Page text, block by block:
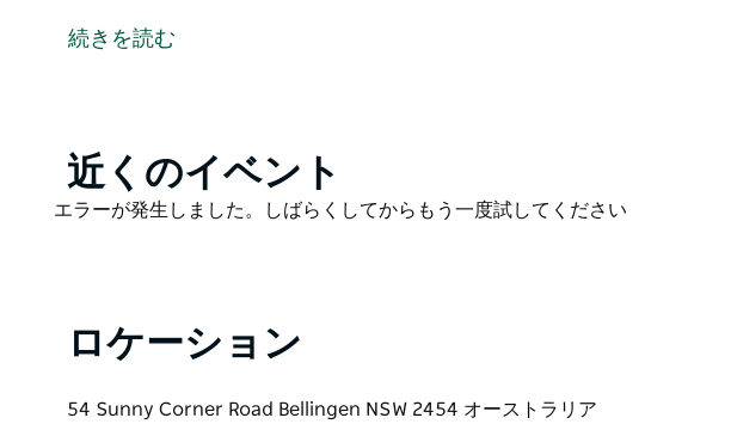
快適さと自然の美しさに浸れるよう設計された 3 つの現代的な半独立型ゲス
丘の斜面にあるプラットフォームでは、蒸し暑い杉材のサウナと爽やかな杉
し、芝生の向こうには輝くプールがあり、完全にリラックスできます。ゲス
スでの回復瞑想セッションのスペースを提供しています。緑豊かな環境は、
クニックに最適な環境を提供し、健康に重点を置いた休暇に活力を与える雰
このエコ ラグジュアリー リトリートは、持続可能性に取り組んでいます。グ
続きを読む
Product
List
近くのイベント
Product
エラーが発生しました。しばらくしてからもう一度試してください
ロケーション
54 Sunny Corner Road Bellingen NSW 2454 オーストラリア